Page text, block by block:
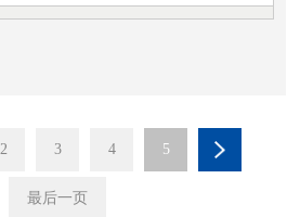
2 3 4 5
最后一页